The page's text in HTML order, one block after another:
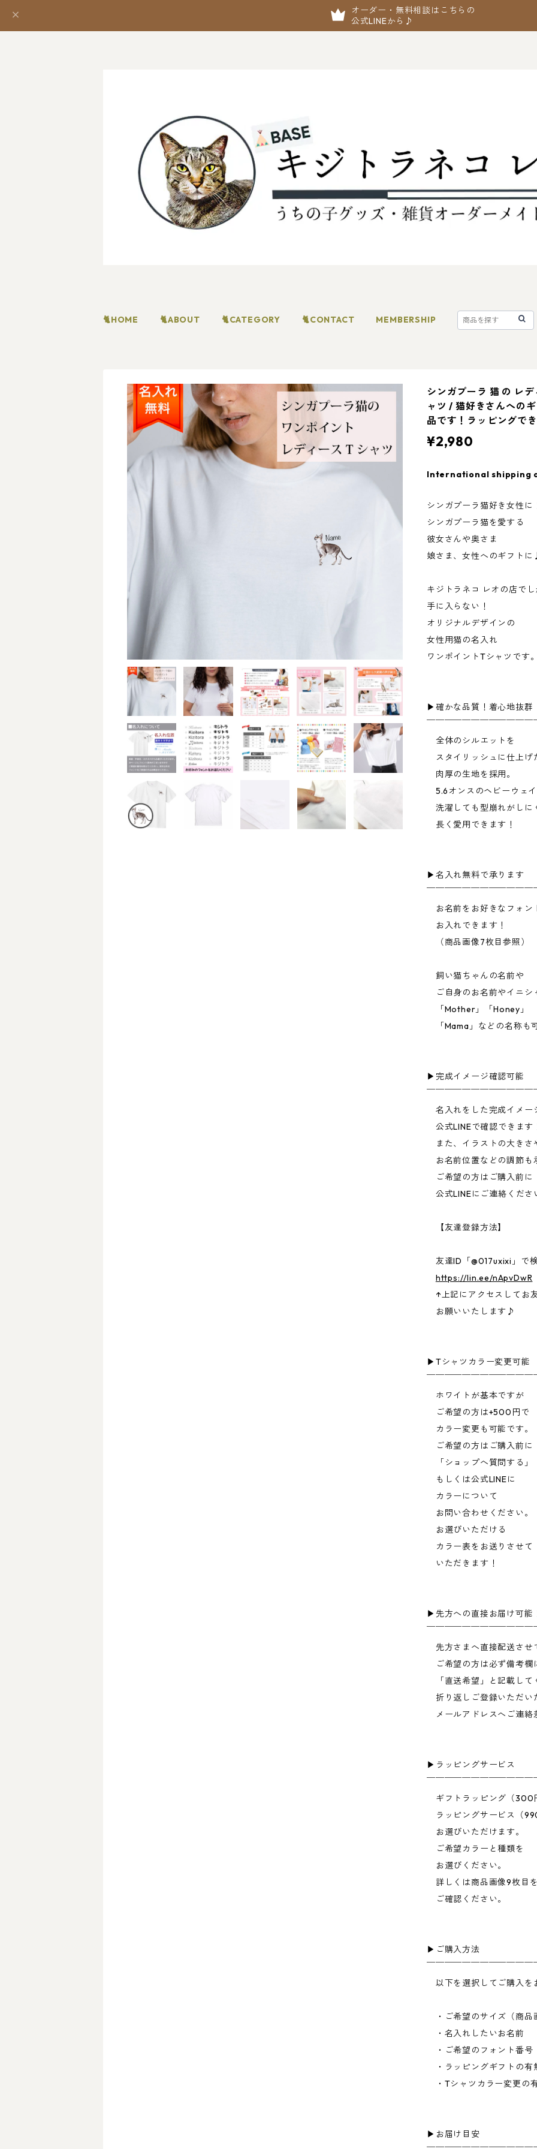
オーダー・無料相談はこちらの
公式LINEから♪
🐈HOME 🐈ABOUT 🐈CATEGORY 🐈CONTACT MEMBERSHIP
シンガプーラ 猫 の レ
ャツ / 猫好きさんへの
品です！ラッピングでき
¥2,980
International shipping
シンガプーラ猫好き女性に
シンガプーラ猫を愛する
彼女さんや奥さま
娘さま、女性へのギフトに
キジトラネコ レオの店でし
手に入らない！
オリジナルデザインの
女性用猫の名入れ
ワンポイントTシャツです。
▶︎確かな品質！着心地抜群
￣￣￣￣￣￣￣￣￣￣￣￣
全体のシルエットを
スタイリッシュに仕上げ
肉厚の生地を採用。
5.6オンスのヘビーウェイ
洗濯しても型崩れがしに
長く愛用できます！
▶︎名入れ無料で承ります
￣￣￣￣￣￣￣￣￣￣￣￣
お名前をお好きなフォン
お入れできます！
（商品画像7枚目参照）
飼い猫ちゃんの名前や
ご自身のお名前やイニシ
「Mother」「Honey」
「Mama」などの名称も
▶︎完成イメージ確認可能
￣￣￣￣￣￣￣￣￣￣￣￣
名入れをした完成イメー
公式LINEで確認できます
また、イラストの大きさ
お名前位置などの調節も
ご希望の方はご購入前に
公式LINEにご連絡くださ
【友達登録方法】
友達ID「@017uxixi」で
https://lin.ee/nApvDwR
↑上記にアクセスしてお
お願いいたします♪
▶︎Tシャツカラー変更可能
￣￣￣￣￣￣￣￣￣￣￣￣
ホワイトが基本ですが
ご希望の方は+500円で
カラー変更も可能です。
ご希望の方はご購入前に
「ショップへ質問する」
もしくは公式LINEに
カラーについて
お問い合わせください。
お選びいただける
カラー表をお送りさせて
いただきます！
▶︎先方への直接お届け可能
￣￣￣￣￣￣￣￣￣￣￣￣
先方さまへ直接配送させ
ご希望の方は必ず備考欄
「直送希望」と記載して
折り返しご登録いただい
メールアドレスへご連絡
▶︎ラッピングサービス
￣￣￣￣￣￣￣￣￣￣￣￣
ギフトラッピング（300
ラッピングサービス（
お選びいただけます。
ご希望カラーと種類を
お選びください。
詳しくは商品画像9枚目を
ご確認ください。
▶︎ご購入方法
￣￣￣￣￣￣￣￣￣￣￣￣
以下を選択してご購入を
・ご希望のサイズ（商品
・名入れしたいお名前
・ご希望のフォント番号
・ラッピングギフトの有
・Tシャツカラー変更の
▶︎お届け目安